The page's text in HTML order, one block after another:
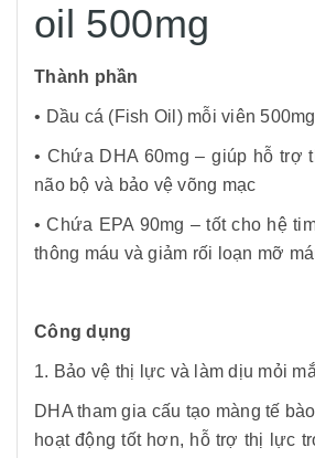
oil 500mg
Thành phần
• Dầu cá (Fish Oil) mỗi viên 500mg
• Chứa DHA 60mg – giúp hỗ trợ
não bộ và bảo vệ võng mạc
• Chứa EPA 90mg – tốt cho hệ
thông máu và giảm rối loạn mỡ
Công dụng
1. Bảo vệ thị lực và làm dịu mỏi
DHA tham gia cấu tạo màng tế
hoạt động tốt hơn, hỗ trợ thị lực